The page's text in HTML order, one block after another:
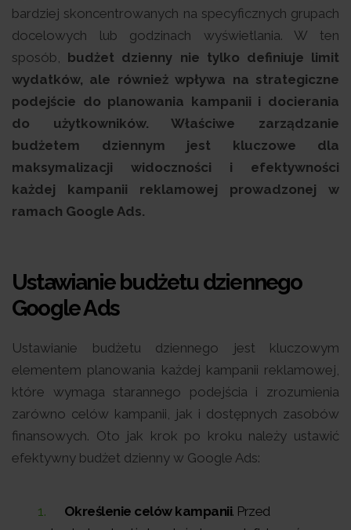
bardziej skoncentrowanych na specyficznych grupach
docelowych lub godzinach wyświetlania. W ten
sposób, budżet dzienny nie tylko definiuje limit
wydatków, ale również wpływa na strategiczne
podejście do planowania kampanii i docierania
do użytkowników. Właściwe zarządzanie
budżetem dziennym jest kluczowe dla
maksymalizacji widoczności i efektywności
każdej kampanii reklamowej prowadzonej w
ramach Google Ads.
Ustawianie budżetu dziennego
Google Ads
Ustawianie budżetu dziennego jest kluczowym
elementem planowania każdej kampanii reklamowej,
które wymaga starannego podejścia i zrozumienia
zarówno celów kampanii, jak i dostępnych zasobów
finansowych. Oto jak krok po kroku należy ustawić
efektywny budżet dzienny w Google Ads:
Określenie celów kampanii. Przed